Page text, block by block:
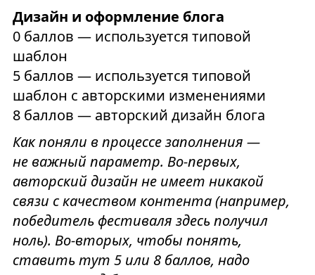
Дизайн и оформление блога
0 баллов — используется типовой
шаблон
5 баллов — используется типовой
шаблон с авторскими изменениями
8 баллов — авторский дизайн блога
Как поняли в процессе заполнения —
не важный параметр. Во-первых,
авторский дизайн не имеет никакой
связи с качеством контента (например,
победитель фестиваля здесь получил
ноль). Во-вторых, чтобы понять,
ставить тут 5 или 8 баллов, надо